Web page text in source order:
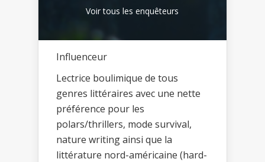
Voir tous les enquêteurs
Influenceur
Lectrice boulimique de tous
genres littéraires avec une nette
préférence pour les
polars/thrillers, mode survival,
nature writing ainsi que la
littérature nord-américaine (hard-